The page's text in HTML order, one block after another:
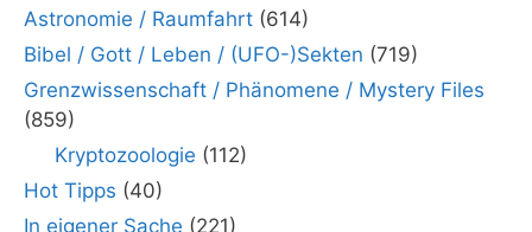
Astronomie / Raumfahrt (614)
Bibel / Gott / Leben / (UFO-)Sekten (719)
Grenzwissenschaft / Phänomene / Mystery Files
(859)
Kryptozoologie (112)
Hot Tipps (40)
In eigener Sache (221)